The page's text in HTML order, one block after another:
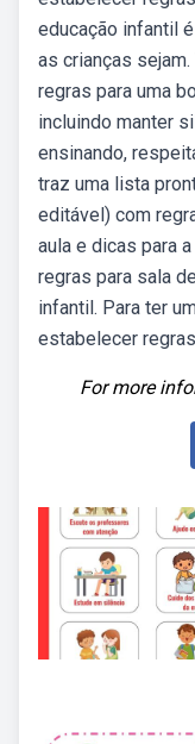
educação infantil
as crianças
regras para uma
incluindo manter
ensinando,
traz uma lista
editável) com
aula e dicas para
regras para sala
infantil. Para ter
estabelecer
For more